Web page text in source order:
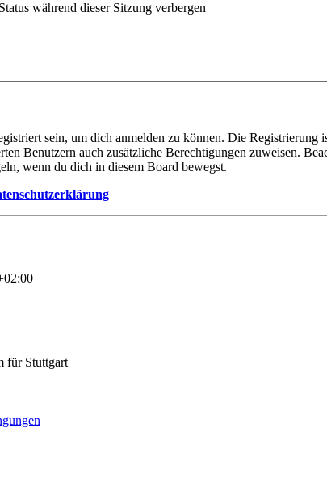
während dieser Sitzung verbergen
sein, um dich anmelden zu können. Die
Benutzern auch zusätzliche Berechtigungen zuweisen.
wenn du dich in diesem Board bewegst.
für Stuttgart